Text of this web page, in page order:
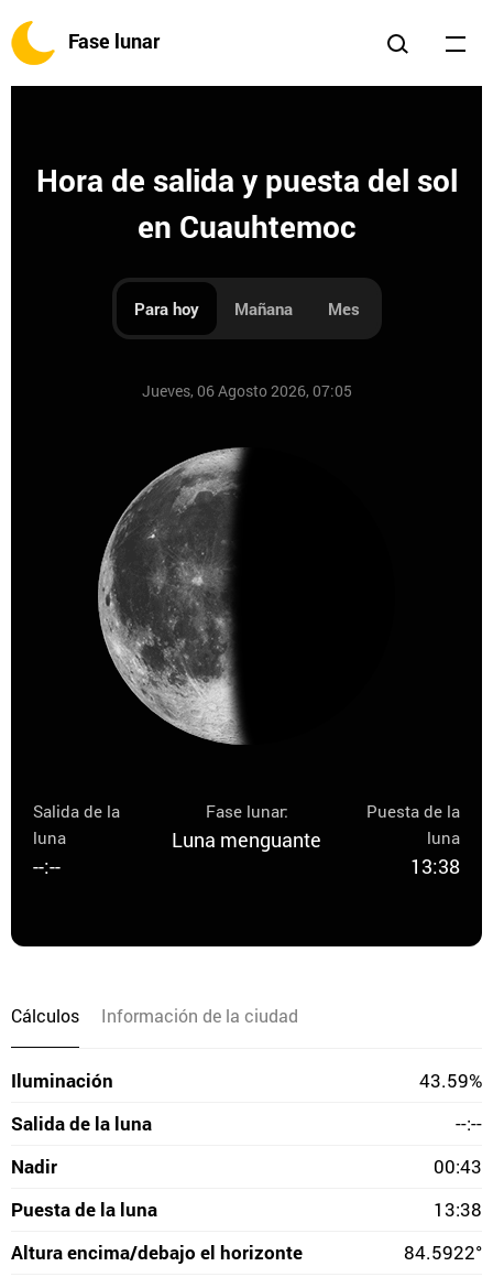
Fase lunar
Hora de salida y puesta del sol
en Cuauhtemoc
Para hoy Mañana Mes
Jueves, 06 Agosto 2026, 07:05
Salida de la
luna
--:--
Fase lunar:
Luna menguante
Puesta de la
luna
13:38
Cálculos Información de la ciudad
Iluminación
43.59%
Salida de la luna
--:--
Nadir
00:43
Puesta de la luna
13:38
Altura encima/debajo el horizonte
84.5922°